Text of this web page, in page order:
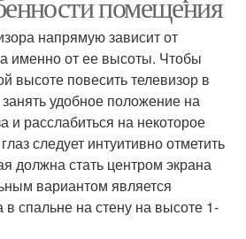
напрямую зависит от
именно от ее высоты. Чтобы
высоте повесить телевизор в
удобное положение на
и расслабиться на некоторое
следует интуитивно отметить
должна стать центром экрана
вариантом является
в спальне на стену на высоте 1-